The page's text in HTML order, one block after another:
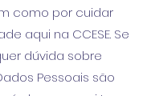
como por cuidar
aqui na CCESE. Se
dúvida sobre
Pessoais são